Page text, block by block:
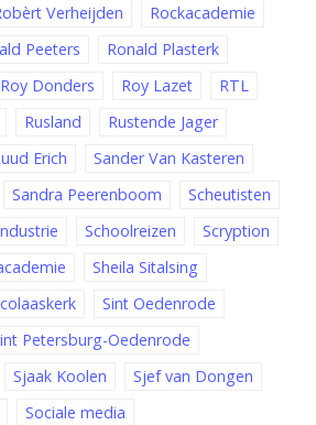
Verheijden
Rockacademie
Peeters
Ronald Plasterk
Roy Donders Roy Lazet
RTL
Rusland
Rustende Jager
Erich
Sander Van Kasteren
Sandra Peerenboom
Scheutisten
Schoolreizen
Scryption
Sheila Sitalsing
Sint Oedenrode
Petersburg-Oedenrode
Sjaak Koolen
Sjef van Dongen
Sociale media